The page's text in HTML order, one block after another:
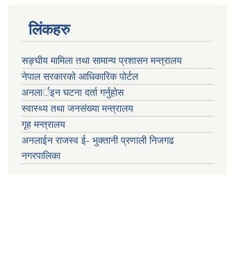
लिंकहरु
सङ्‍घीय मामिला तथा सामान्य प्रशासन मन्त्रालय
नेपाल सरकारको आधिकारिक पोर्टल
अनलार्इन घटना दर्ता गर्नुहोस
स्वास्थ्य तथा जनसंख्या मन्त्रालय
गृह मन्त्रालय
अनलाईन राजस्व ई- भुक्तानी प्रणाली निजगढ
नगरपालिका